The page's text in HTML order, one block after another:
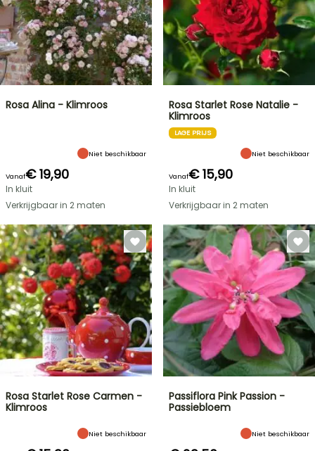
Rosa Alina - Klimroos
Niet beschikbaar
Vanaf€ 19,90
In kluit
Verkrijgbaar in 2 maten
Rosa Starlet Rose Natalie -
Klimroos
LAGE PRIJS
Niet beschikbaar
Vanaf€ 15,90
In kluit
Verkrijgbaar in 2 maten
Rosa Starlet Rose Carmen -
Klimroos
Niet beschikbaar
Passiflora Pink Passion -
Passiebloem
Niet beschikbaar